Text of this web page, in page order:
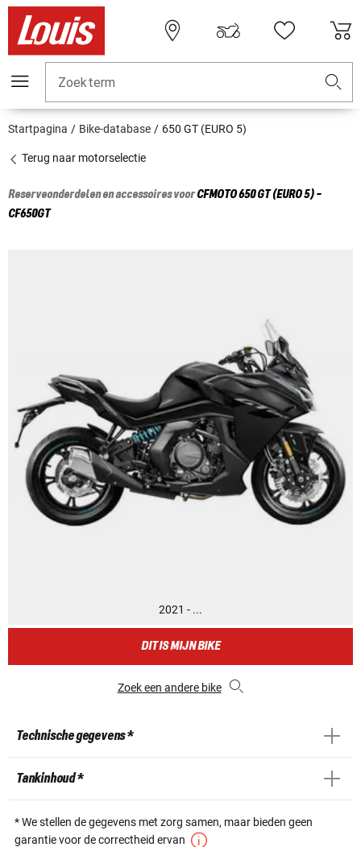
Zoekterm
Startpagina Bike-database 650 GT (EURO 5)
Terug naar motorselectie
Reserveonderdelen en accessoires voorCFMOTO650 GT (EURO 5) -
CF650GT
2021 - ...
DIT IS MIJN BIKE
Zoek een andere bike
Technische gegevens *
Tankinhoud *
* We stellen de gegevens met zorg samen, maar bieden geen
garantie voor de correctheid ervan